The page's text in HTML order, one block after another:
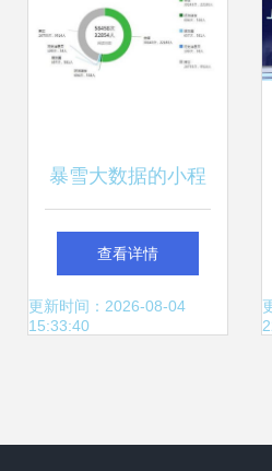
暴雪大数据的小程
序服务上线 数据赋
能新体验
查看详情
更新时间：2026-08-04
15:33:40